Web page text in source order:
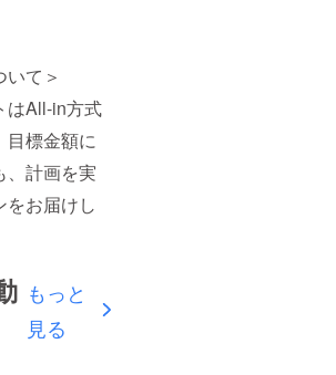
いて＞
はAll-in方式
目標金額に
、計画を実
をお届けし
もっと
見る